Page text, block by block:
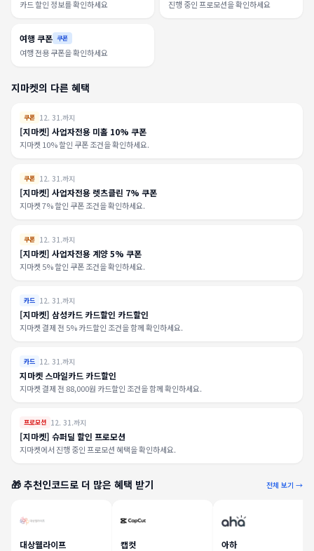
카드 할인 정보를 확인하세요 진행 중인 프로모션을 확인하세요
여행 쿠폰 쿠폰
여행 전용 쿠폰을 확인하세요
지마켓의 다른 혜택
쿠폰 12. 31.까지
[지마켓] 사업자전용 미홀 10% 쿠폰
지마켓 10% 할인 쿠폰 조건을 확인하세요.
쿠폰 12. 31.까지
[지마켓] 사업자전용 렛츠클린 7% 쿠폰
지마켓 7% 할인 쿠폰 조건을 확인하세요.
쿠폰 12. 31.까지
[지마켓] 사업자전용 계양 5% 쿠폰
지마켓 5% 할인 쿠폰 조건을 확인하세요.
카드 12. 31.까지
[지마켓] 삼성카드 카드할인 카드할인
지마켓 결제 전 5% 카드할인 조건을 함께 확인하세요.
카드 12. 31.까지
지마켓 스마일카드 카드할인
지마켓 결제 전 88,000원 카드할인 조건을 함께 확인하세요.
프로모션 12. 31.까지
[지마켓] 슈퍼딜 할인 프로모션
지마켓에서 진행 중인 프로모션 혜택을 확인하세요.
🎁 추천인코드로 더 많은 혜택 받기 전체 보기 →
대상웰라이프 캡컷 아하